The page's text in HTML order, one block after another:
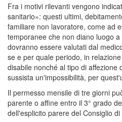
Fra i motivi rilevanti vengono
sanitario»: questi ultimi,
familiare non lavoratore, come ad
temporanee che non diano luogo
dovranno essere valutati dal
se e per quale periodo, in
disabile nonché al tipo di affezione
sussista un'impossibilità, per
Il permesso mensile di tre giorni
parente o affine entro il 3° grado
dell'esplicito parere del Consiglio di